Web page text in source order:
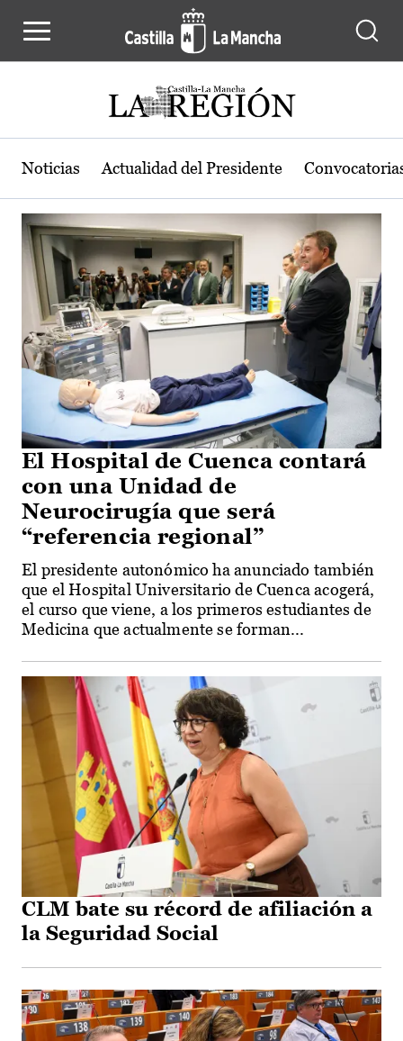
Actualidad de la región de Castilla-
Noticias Actualidad del Presidente
El Hospital de Cuenca contará
con una Unidad de
Neurocirugía que será
“referencia regional”
El presidente autonómico ha anunciado también
que el Hospital Universitario de Cuenca acogerá,
el curso que viene, a los primeros estudiantes de
Medicina que actualmente se forman...
CLM bate su récord de afiliación a
la Seguridad Social